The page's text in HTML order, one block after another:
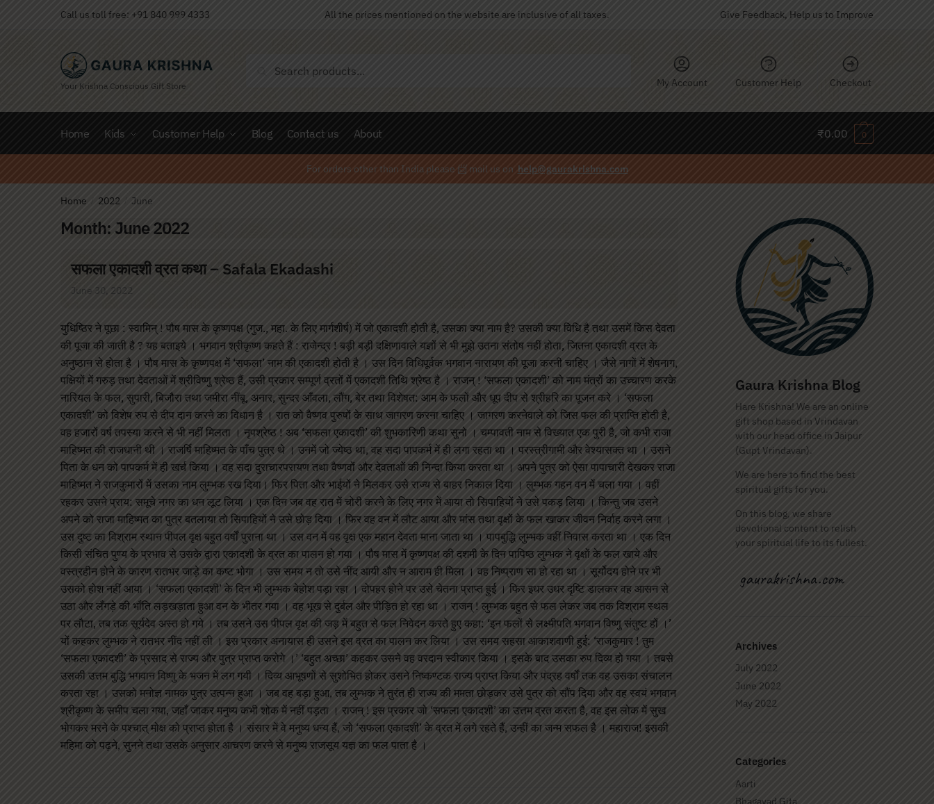
Call us toll free: +91 840 999 4333 All the prices mentioned on the website are inclusive of all taxes. Give Feedback, Help us to Improve
Your Krishna Conscious Gift Store
Search
My Account Customer Help Checkout
Home Kids Customer Help Blog Contact us About ₹0.00 0
For orders other than India please 📨 mail us on help@gaurakrishna.com
Home 2022 June
Month: June 2022
सफला एकादशी व्रत कथा – Safala Ekadashi
June 30, 2022
युधिष्ठिर ने पूछा : स्वामिन् ! पौष मास के कृष्णपक्ष (गुज., महा. के लिए मार्गशीर्ष) में जो एकादशी होती है, उसका क्या नाम है? उसकी क्या विधि है तथा उसमें किस देवता
की पूजा की जाती है ? यह बताइये । भगवान श्रीकृष्ण कहते हैं : राजेन्द्र ! बड़ी बड़ी दक्षिणावाले यज्ञों से भी मुझे उतना संतोष नहीं होता, जितना एकादशी व्रत के
अनुष्ठान से होता है । पौष मास के कृष्णपक्ष में ‘सफला’ नाम की एकादशी होती है । उस दिन विधिपूर्वक भगवान नारायण की पूजा करनी चाहिए । जैसे नागों में शेषनाग,
पक्षियों में गरुड़ तथा देवताओं में श्रीविष्णु श्रेष्ठ हैं, उसी प्रकार सम्पूर्ण व्रतों में एकादशी तिथि श्रेष्ठ है । राजन् ! ‘सफला एकादशी’ को नाम मंत्रों का उच्चारण करके
नारियल के फल, सुपारी, बिजौरा तथा जमीरा नींबू, अनार, सुन्दर आँवला, लौंग, बेर तथा विशेषत: आम के फलों और धूप दीप से श्रीहरि का पूजन करे । ‘सफला
एकादशी’ को विशेष रुप से दीप दान करने का विधान है । रात को वैष्णव पुरुषों के साथ जागरण करना चाहिए । जागरण करनेवाले को जिस फल की प्राप्ति होती है,
वह हजारों वर्ष तपस्या करने से भी नहीं मिलता । नृपश्रेष्ठ ! अब ‘सफला एकादशी’ की शुभकारिणी कथा सुनो । चम्पावती नाम से विख्यात एक पुरी है, जो कभी राजा
माहिष्मत की राजधानी थी । राजर्षि माहिष्मत के पाँच पुत्र थे । उनमें जो ज्येष्ठ था, वह सदा पापकर्म में ही लगा रहता था । परस्त्रीगामी और वेश्यासक्त था । उसने
पिता के धन को पापकर्म में ही खर्च किया । वह सदा दुराचारपरायण तथा वैष्णवों और देवताओं की निन्दा किया करता था । अपने पुत्र को ऐसा पापाचारी देखकर राजा
माहिष्मत ने राजकुमारों में उसका नाम लुम्भक रख दिया। फिर पिता और भाईयों ने मिलकर उसे राज्य से बाहर निकाल दिया । लुम्भक गहन वन में चला गया । वहीं
रहकर उसने प्राय: समूचे नगर का धन लूट लिया । एक दिन जब वह रात में चोरी करने के लिए नगर में आया तो सिपाहियों ने उसे पकड़ लिया । किन्तु जब उसने
अपने को राजा माहिष्मत का पुत्र बतलाया तो सिपाहियों ने उसे छोड़ दिया । फिर वह वन में लौट आया और मांस तथा वृक्षों के फल खाकर जीवन निर्वाह करने लगा ।
उस दुष्ट का विश्राम स्थान पीपल वृक्ष बहुत वर्षों पुराना था । उस वन में वह वृक्ष एक महान देवता माना जाता था । पापबुद्धि लुम्भक वहीं निवास करता था । एक दिन
किसी संचित पुण्य के प्रभाव से उसके द्वारा एकादशी के व्रत का पालन हो गया । पौष मास में कृष्णपक्ष की दशमी के दिन पापिष्ठ लुम्भक ने वृक्षों के फल खाये और
वस्त्रहीन होने के कारण रातभर जाड़े का कष्ट भोगा । उस समय न तो उसे नींद आयी और न आराम ही मिला । वह निष्प्राण सा हो रहा था । सूर्योदय होने पर भी
उसको होश नहीं आया । ‘सफला एकादशी’ के दिन भी लुम्भक बेहोश पड़ा रहा । दोपहर होने पर उसे चेतना प्राप्त हुई । फिर इधर उधर दृष्टि डालकर वह आसन से
उठा और लँगड़े की भाँति लड़खड़ाता हुआ वन के भीतर गया । वह भूख से दुर्बल और पीड़ित हो रहा था । राजन् ! लुम्भक बहुत से फल लेकर जब तक विश्राम स्थल
पर लौटा, तब तक सूर्यदेव अस्त हो गये । तब उसने उस पीपल वृक्ष की जड़ में बहुत से फल निवेदन करते हुए कहा: ‘इन फलों से लक्ष्मीपति भगवान विष्णु संतुष्ट हों ।’
यों कहकर लुम्भक ने रातभर नींद नहीं ली । इस प्रकार अनायास ही उसने इस व्रत का पालन कर लिया । उस समय सहसा आकाशवाणी हुई: ‘राजकुमार ! तुम
‘सफला एकादशी’ के प्रसाद से राज्य और पुत्र प्राप्त करोगे ।’ ‘बहुत अच्छा’ कहकर उसने वह वरदान स्वीकार किया । इसके बाद उसका रुप दिव्य हो गया । तबसे
उसकी उत्तम बुद्धि भगवान विष्णु के भजन में लग गयी । दिव्य आभूषणों से सुशोभित होकर उसने निष्कण्टक राज्य प्राप्त किया और पंद्रह वर्षों तक वह उसका संचालन
करता रहा । उसको मनोज्ञ नामक पुत्र उत्पन्न हुआ । जब वह बड़ा हुआ, तब लुम्भक ने तुरंत ही राज्य की ममता छोड़कर उसे पुत्र को सौंप दिया और वह स्वयं भगवान
श्रीकृष्ण के समीप चला गया, जहाँ जाकर मनुष्य कभी शोक में नहीं पड़ता । राजन् ! इस प्रकार जो ‘सफला एकादशी’ का उत्तम व्रत करता है, वह इस लोक में सुख
भोगकर मरने के पश्चात् मोक्ष को प्राप्त होता है । संसार में वे मनुष्य धन्य हैं, जो ‘सफला एकादशी’ के व्रत में लगे रहते हैं, उन्हीं का जन्म सफल है । महाराज! इसकी
महिमा को पढ़ने, सुनने तथा उसके अनुसार आचरण करने से मनुष्य राजसूय यज्ञ का फल पाता है ।
Gaura Krishna Blog
Hare Krishna! We are an online
gift shop based in Vrindavan
with our head office in Jaipur
(Gupt Vrindavan).
We are here to find the best
spiritual gifts for you.
On this blog, we share
devotional content to relish
your spiritual life to its fullest.
Archives
July 2022
June 2022
May 2022
Categories
Aarti
Bhagavad Gita